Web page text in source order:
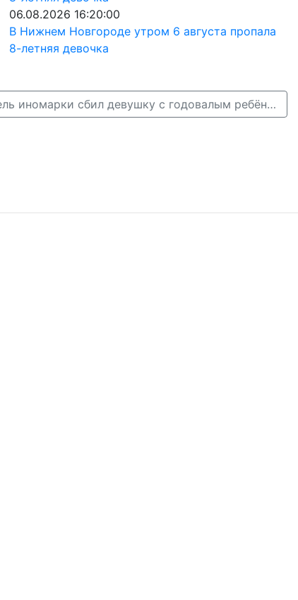
06.08.2026 16:20:00
В Нижнем Новгороде утром 6 августа пропала
8-летняя девочка
В Дзержинске водитель иномарки сбил девушку с годовалым ребёнком →